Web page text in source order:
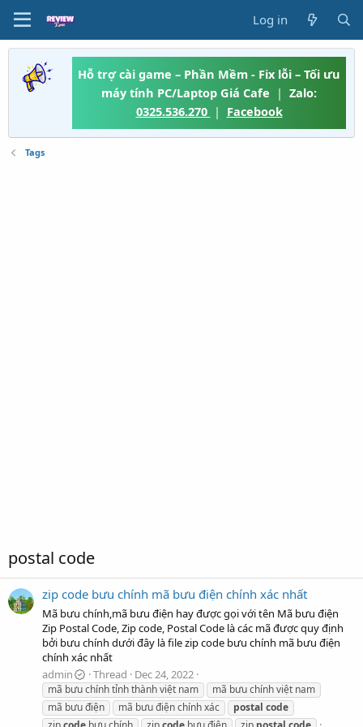
Log in
Hỗ trợ cài game – Phần Mềm - Fix lỗi – Tối ưu
máy tính PC/Laptop Giá Cafe | Zalo:
0325.536.270 | Facebook
Tags
postal code
zip code bưu chính mã bưu điện chính xác nhất
Mã bưu chính,mã bưu điện hay được gọi với tên Mã bưu điện
Zip Postal Code, Zip code, Postal Code là các mã được quy định
bởi bưu chính dưới đây là file zip code bưu chính mã bưu điện
chính xác nhất
admin
Thread Dec 24, 2022
mã bưu chính tỉnh thành việt nam
mã bưu chính việt nam
mã bưu điện
mã bưu điện chính xác postal code